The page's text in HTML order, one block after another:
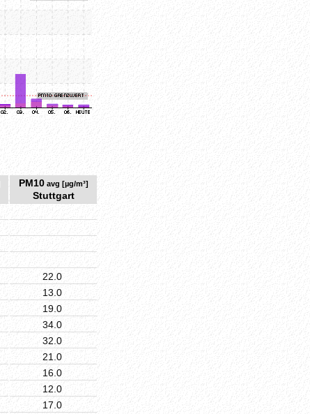
PM10avg [µg/m³]
Stuttgart
22.0
13.0
19.0
34.0
32.0
21.0
16.0
12.0
17.0